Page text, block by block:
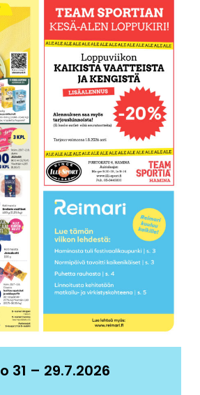
31 – 29.7.2026